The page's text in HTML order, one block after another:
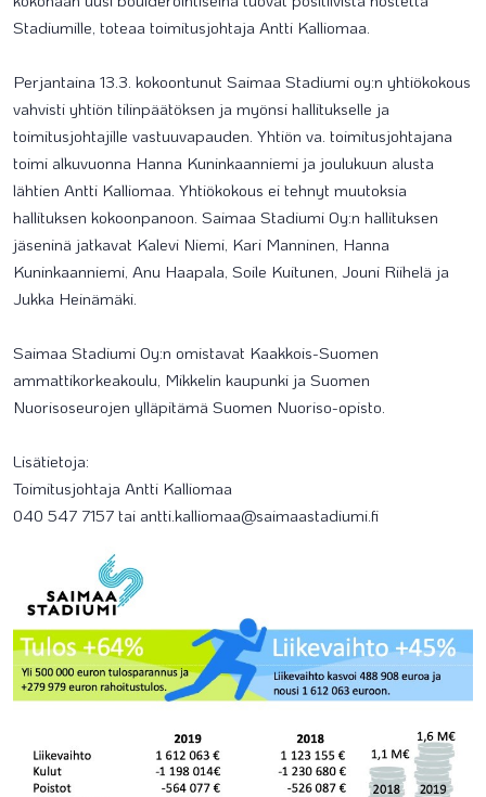
Stadiumille, toteaa toimitusjohtaja Antti Kalliomaa.
Perjantaina 13.3. kokoontunut Saimaa Stadiumi oy:n yhtiökokous
vahvisti yhtiön tilinpäätöksen ja myönsi hallitukselle ja
toimitusjohtajille vastuuvapauden. Yhtiön va. toimitusjohtajana
toimi alkuvuonna Hanna Kuninkaanniemi ja joulukuun alusta
lähtien Antti Kalliomaa. Yhtiökokous ei tehnyt muutoksia
hallituksen kokoonpanoon. Saimaa Stadiumi Oy:n hallituksen
jäseninä jatkavat Kalevi Niemi, Kari Manninen, Hanna
Kuninkaanniemi, Anu Haapala, Soile Kuitunen, Jouni Riihelä ja
Jukka Heinämäki.
Saimaa Stadiumi Oy:n omistavat Kaakkois-Suomen
ammattikorkeakoulu, Mikkelin kaupunki ja Suomen
Nuorisoseurojen ylläpitämä Suomen Nuoriso-opisto.
Lisätietoja:
Toimitusjohtaja Antti Kalliomaa
040 547 7157 tai antti.kalliomaa@saimaastadiumi.fi